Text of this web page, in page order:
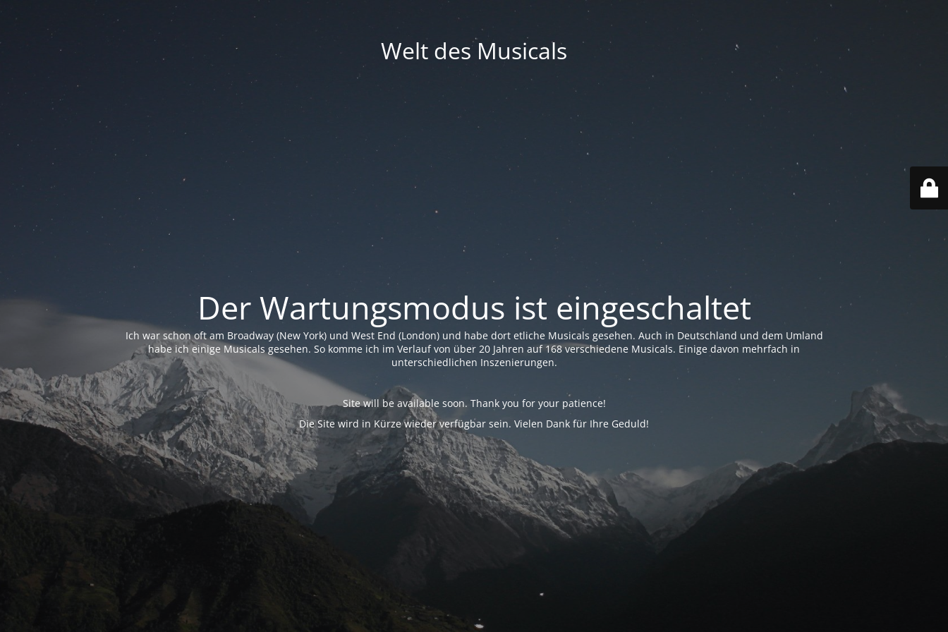
Welt des Musicals
Der Wartungsmodus ist eingeschaltet
Ich war schon oft am Broadway (New York) und West End (London) und habe dort etliche Musicals gesehen. Auch in Deutschland und dem Umland
habe ich einige Musicals gesehen. So komme ich im Verlauf von über 20 Jahren auf 168 verschiedene Musicals. Einige davon mehrfach in
unterschiedlichen Inszenierungen.
Site will be available soon. Thank you for your patience!
Die Site wird in Kürze wieder verfügbar sein. Vielen Dank für Ihre Geduld!